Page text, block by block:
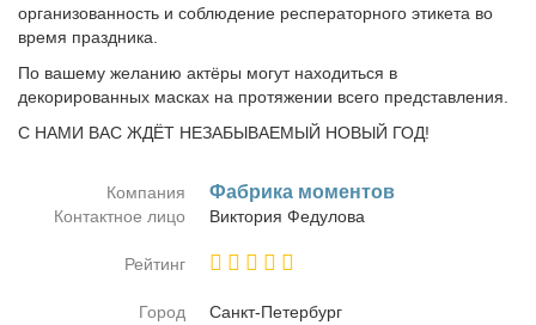
организованность и соблюдение респераторного этикета во
время праздника.
По вашему желанию актёры могут находиться в
декорированных масках на протяжении всего представления.
С НАМИ ВАС ЖДЁТ НЕЗАБЫВАЕМЫЙ НОВЫЙ ГОД!
Компания Фаб­ри­ка мо­мен­тов
Контактное лицо Вик­то­рия Фе­ду­ло­ва
Рейтинг
Город
Санкт-Пе­тер­бург